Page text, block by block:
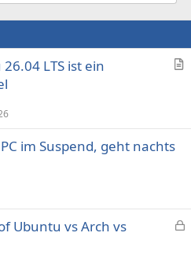
k
LTS ist ein
im Suspend, geht nachts
Ubuntu vs Arch vs